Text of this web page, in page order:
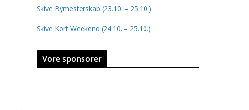
Skive Bymesterskab (23.10. – 25.10.)
Skive Kort Weekend (24.10. – 25.10.)
Vore sponsorer